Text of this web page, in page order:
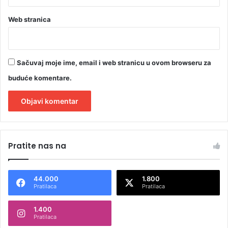
Web stranica
Sačuvaj moje ime, email i web stranicu u ovom browseru za
buduće komentare.
t
n
t
Pratite nas na
44.000
Pratilaca
1.800
Pratilaca
1.400
Pratilaca